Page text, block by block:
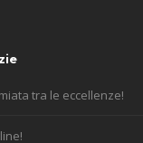
tra le eccellenze!